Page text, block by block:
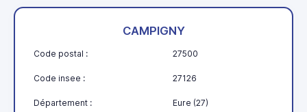
CAMPIGNY
Code postal : 27500
Code insee : 27126
Département : Eure (27)